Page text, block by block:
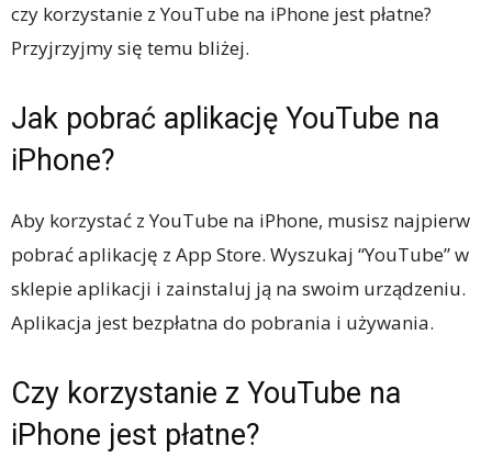
czy korzystanie z YouTube na iPhone jest płatne?
Przyjrzyjmy się temu bliżej.
Jak pobrać aplikację YouTube na
iPhone?
Aby korzystać z YouTube na iPhone, musisz najpierw
pobrać aplikację z App Store. Wyszukaj “YouTube” w
sklepie aplikacji i zainstaluj ją na swoim urządzeniu.
Aplikacja jest bezpłatna do pobrania i używania.
Czy korzystanie z YouTube na
iPhone jest płatne?